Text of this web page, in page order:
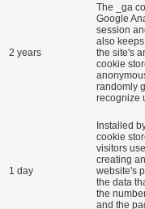
2 years
The _ga
Google
session
also
the site's
cookie
randomly
recognize
1 day
Installed
cookie
visitors
creating
website's
the data
the
and the